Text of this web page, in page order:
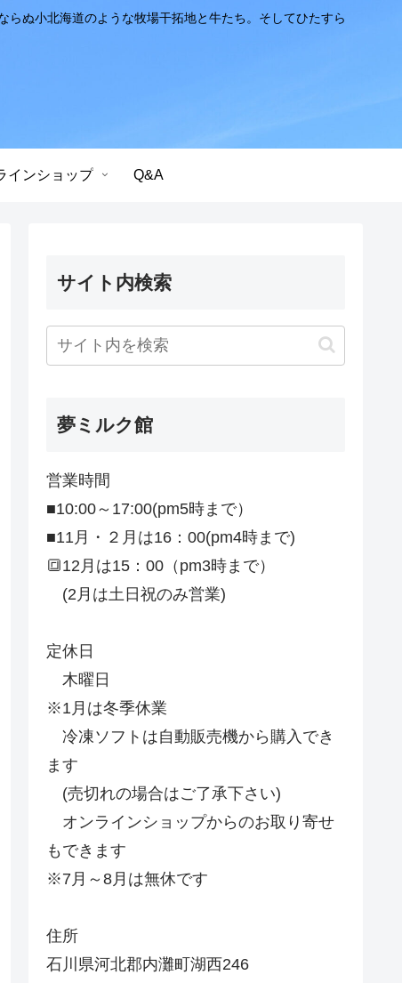
ぬ小北海道のような牧場干拓地と牛たち。そしてひたすら
インショップ Q&A
サイト内検索
夢ミルク館
営業時間
■10:00～17:00(pm5時まで）
■11月・２月は16：00(pm4時まで)
🔳12月は15：00（pm3時まで）
(2月は土日祝のみ営業)
定休日
木曜日
※1月は冬季休業
冷凍ソフトは自動販売機から購入でき
ます
(売切れの場合はご了承下さい)
オンラインショップからのお取り寄せ
もできます
※7月～8月は無休です
住所
石川県河北郡内灘町湖西246